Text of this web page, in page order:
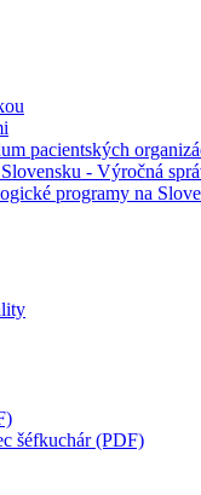
pacientských
- Výročná
programy na
šéfkuchár (PDF)